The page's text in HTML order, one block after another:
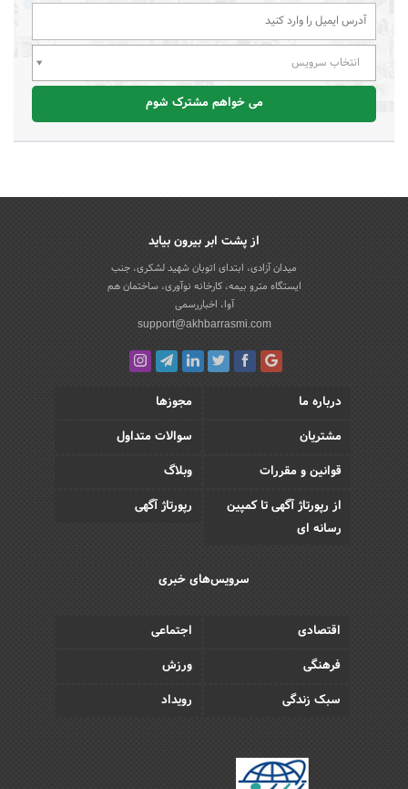
انتخاب سرویس
می خواهم مشترک شوم
از پشت ابر بیرون بیاید
میدان آزادی، ابتدای اتوبان شهید لشکری، جنب
ایستگاه مترو بیمه، کارخانه نوآوری، ساختمان هم
آوا، اخباررسمی
support@akhbarrasmi.com
درباره ما
مجوزها
مشتریان
سوالات متداول
قوانین و مقررات
وبلاگ
از رپورتاژ آگهی تا کمپین
رسانه ای
رپورتاژ آگهی
سرویس‌های خبری
اقتصادی
اجتماعی
فرهنگی
ورزش
سبک زندگی
رویداد